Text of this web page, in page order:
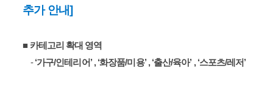
추가 안내]
■ 카테고리 확대 영역
-‘가구/인테리어’ , ‘화장품/미용’ , ‘출산/육아’ , ‘스포츠/레저’